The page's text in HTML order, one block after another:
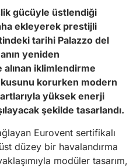
gücüyle üstlendiği
ekleyerek prestijli
tarihi Palazzo del
yeniden
iklimlendirme
korurken modern
yüksek enerji
şekilde tasarlandı.
Eurovent sertifikalı
düzey bir havalandırma
modüler tasarım,